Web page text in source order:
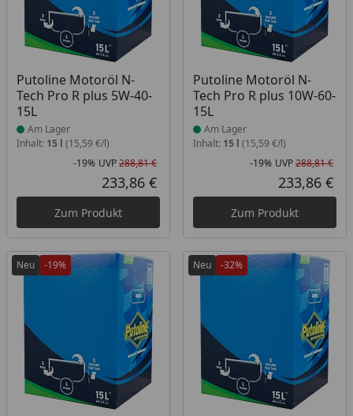
Putoline Motoröl N-
Tech Pro R plus 5W-40-
15L
Produkt am Lager
Am Lager
Inhalt: 15 l (15,59 €/l)
Rabatt in Prozent
-19%
Ursprünglicher Preis
UVP288,81 €
Aktueller Preis
233,86 €
Zum Produkt
Putoline Motoröl N-
Tech Pro R plus 10W-60-
15L
Produkt am Lager
Am Lager
Inhalt: 15 l (15,59 €/l)
-19% UVP288,81 €
233,86 €
Zum Produkt
Neu -19% Neu -32%